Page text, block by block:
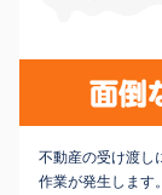
不動産の受け渡し
作業が発生します